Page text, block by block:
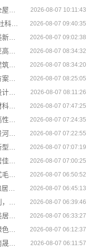
2026-08-07 10:11:43
2026-08-07 09:40:35
2026-08-07 09:02:38
2026-08-07 08:34:32
2026-08-07 08:34:20
2026-08-07 08:25:05
2026-08-07 08:11:26
2026-08-07 07:47:25
2026-08-07 07:24:35
2026-08-07 07:22:55
2026-08-07 07:07:19
2026-08-07 07:00:25
2026-08-07 06:50:52
2026-08-07 06:45:13
2026-08-07 06:39:46
2026-08-07 06:33:27
2026-08-07 06:12:37
2026-08-07 06:11:57